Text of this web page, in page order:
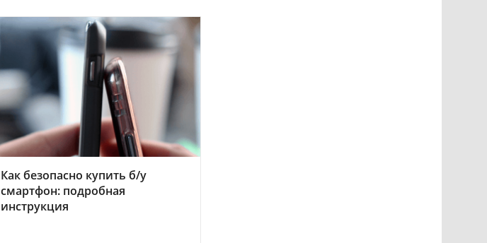
Как безопасно купить б/у
смартфон: подробная
инструкция